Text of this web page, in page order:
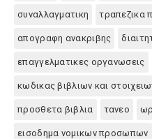
συναλλαγματικη τραπεζικα
απογραφη ανακριβης
επαγγελματικες οργανωσεις
κωδικας βιβλιων και
προσθετα βιβλια τανεο
εισοδημα νομικων προσωπων